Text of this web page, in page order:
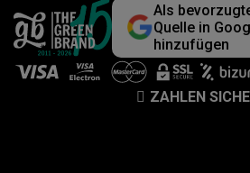
Als
Quelle in
hinzufügen
ZAHLEN